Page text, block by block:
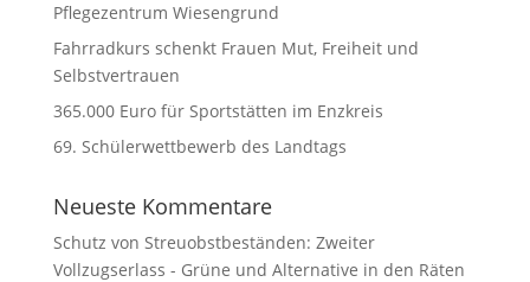
Pflegezentrum Wiesengrund
Fahrradkurs schenkt Frauen Mut, Freiheit und
Selbstvertrauen
365.000 Euro für Sportstätten im Enzkreis
69. Schülerwettbewerb des Landtags
Neueste Kommentare
Schutz von Streuobstbeständen: Zweiter
Vollzugserlass - Grüne und Alternative in den Räten